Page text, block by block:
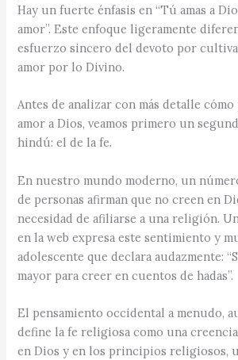
Hay un fuerte énfasis en “Tú amas a
amor”. Este enfoque ligeramente
esfuerzo sincero del devoto por
amor por lo Divino.
Antes de analizar con más detalle
amor a Dios, veamos primero un
hindú: el de la fe.
En nuestro mundo moderno, un
de personas afirman que no creen en
necesidad de afiliarse a una religión.
en la web expresa este sentimiento y
adolescente que declara audazmente:
mayor para creer en cuentos de hadas”.
El pensamiento occidental a menudo,
define la fe religiosa como una
en Dios y en los principios religiosos,